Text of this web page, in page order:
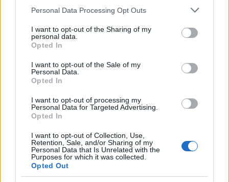
Please note that this website/app uses one or more Google
not limited to your visit or usage behaviour. You may click to
grant or deny consent to Google and its third-party tags to
use your data for below specified purposes in below Google
consent section.
Personal Data Processing Opt Outs
I want to opt-out of the Sharing of my
personal data.
Opted In
I want to opt-out of the Sale of my
Personal Data.
Opted In
I want to opt-out of processing my
Personal Data for Targeted Advertising.
Opted In
I want to opt-out of Collection, Use,
Retention, Sale, and/or Sharing of my
Personal Data that Is Unrelated with the
Purposes for which it was collected.
Opted Out
Progetto innovativo per il calcio giovanile ad Orvieto: le tre
società coinvolte
Ilaria Mauri · 6 Ago 2026